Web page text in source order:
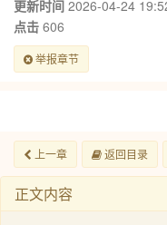
更新时间 2026-04-24
点击 606
举报章节
上一章 返回目录
正文内容